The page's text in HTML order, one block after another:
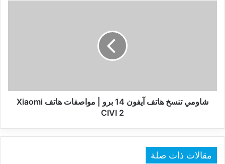
هاتف
Xiaomi
شاومي تنسخ هاتف آيفون 14 برو | مواصفات هاتف Xiaomi
CIVI 2
مقالات ذات صلة